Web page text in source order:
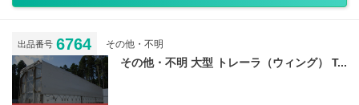
出品番号 6764 その他・不明
その他・不明 大型 トレーラ（ウィング） T...